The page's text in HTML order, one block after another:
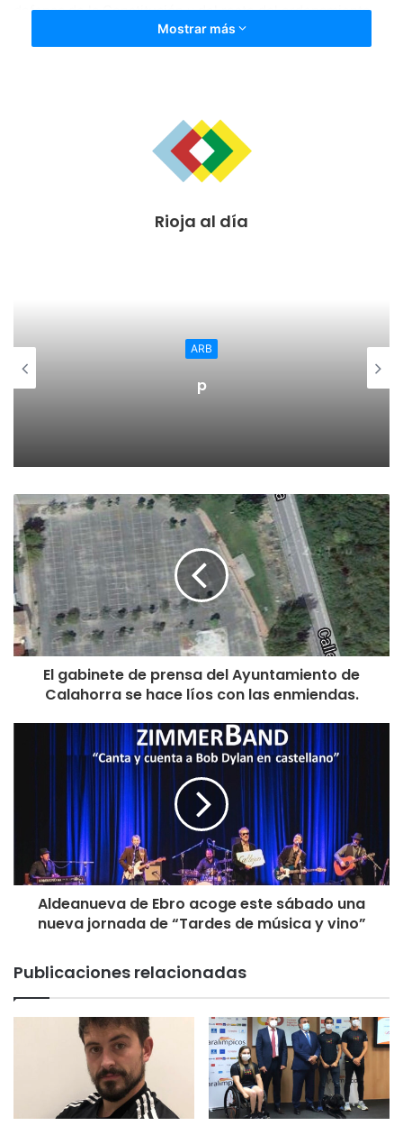
defensa de la Constitución y del resto del ordenamiento
vigente. No caben ‘mediaciones’ sobre cuestiones
“La única mediación que cabe en este asunto es la de las
de Elecciones, para que los riojanos y los españoles
Mostrar más
Rioja al día
ARB
p
El gabinete de prensa del Ayuntamiento de
Calahorra se hace líos con las enmiendas.
Aldeanueva de Ebro acoge este sábado una
nueva jornada de “Tardes de música y vino”
Publicaciones relacionadas